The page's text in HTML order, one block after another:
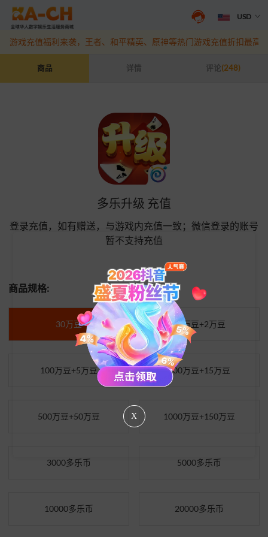
USD
抖音盛夏宠粉季来袭！抖钻充值最高6%优惠，热门规格更划算点此查
游戏充值福利来袭，王者、和平精英、原神等热门游戏充值折扣最高
商品 详情 评论(248)
多乐升级 充值
登录充值，如有赠送，与游戏内充值一致；微信登录的账号
暂不支持充值
商品规格:
30万豆 50万豆+2万豆
100万豆+5万豆 200万豆+15万豆
500万豆+50万豆 1000万豆+150万豆
3000多乐币 5000多乐币
10000多乐币 20000多乐币
X